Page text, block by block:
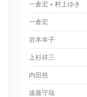
一倉宏＋村上ゆき
一倉宏
岩本幸子
上杉祥三
内田慈
遠藤守哉